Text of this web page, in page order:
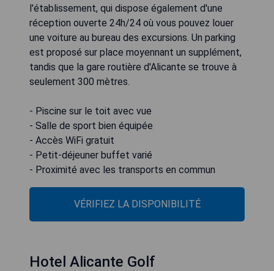
l'établissement, qui dispose également d'une
réception ouverte 24h/24 où vous pouvez louer
une voiture au bureau des excursions. Un parking
est proposé sur place moyennant un supplément,
tandis que la gare routière d'Alicante se trouve à
seulement 300 mètres.
- Piscine sur le toit avec vue
- Salle de sport bien équipée
- Accès WiFi gratuit
- Petit-déjeuner buffet varié
- Proximité avec les transports en commun
VÉRIFIEZ LA DISPONIBILITÉ
Hotel Alicante Golf